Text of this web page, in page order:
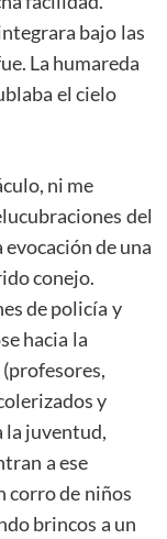
bajo las
La humareda
el cielo
ni me
del
de una
conejo.
de policía y
hacia la
y
la juventud,
a ese
corro de niños
brincos a un